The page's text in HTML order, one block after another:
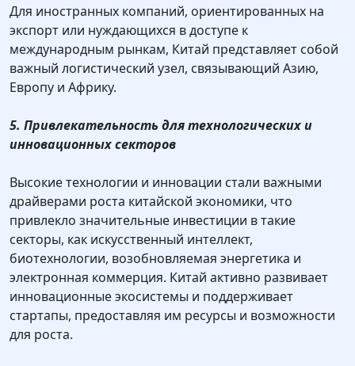
Для иностранных компаний, ориентированных на
экспорт или нуждающихся в доступе к
международным рынкам, Китай представляет собой
важный логистический узел, связывающий Азию,
Европу и Африку.
5. Привлекательность для технологических и
инновационных секторов
Высокие технологии и инновации стали важными
драйверами роста китайской экономики, что
привлекло значительные инвестиции в такие
секторы, как искусственный интеллект,
биотехнологии, возобновляемая энергетика и
электронная коммерция. Китай активно развивает
инновационные экосистемы и поддерживает
стартапы, предоставляя им ресурсы и возможности
для роста.